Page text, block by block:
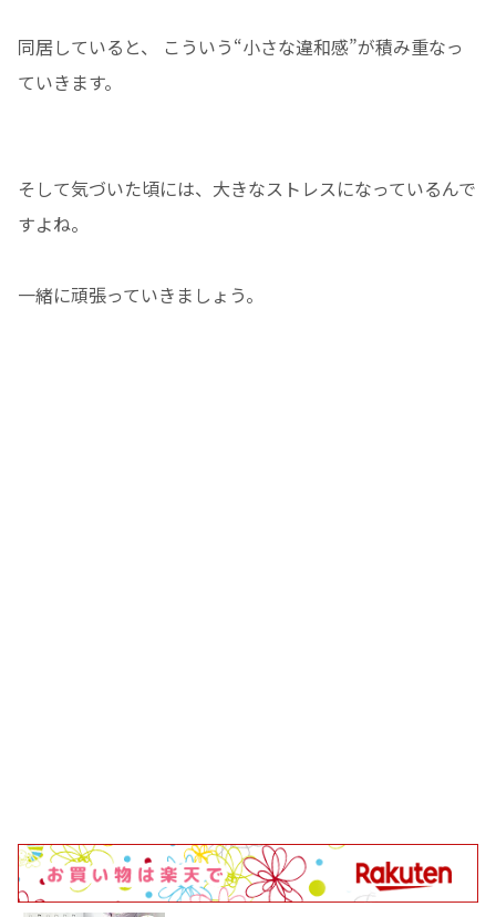
同居していると、 こういう“小さな違和感”が積み重なっ
ていきます。
そして気づいた頃には、大きなストレスになっているんで
すよね。
一緒に頑張っていきましょう。